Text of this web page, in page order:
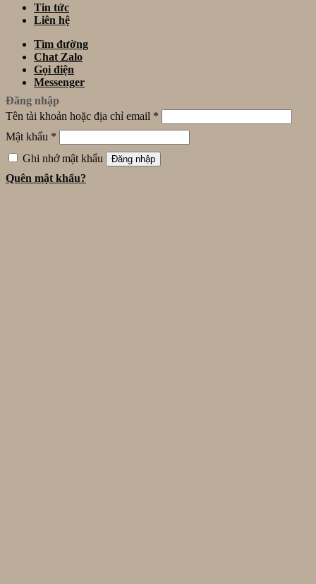
Tin tức
Liên hệ
Tìm đường
Chat Zalo
Gọi điện
Messenger
Đăng nhập
Tên tài khoản hoặc địa chỉ email *
Mật khẩu *
Ghi nhớ mật khẩu
Đăng nhập
Quên mật khẩu?